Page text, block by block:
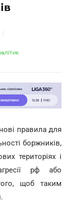
правила для
боржників,
територіях і
рф або
щоб таким
.